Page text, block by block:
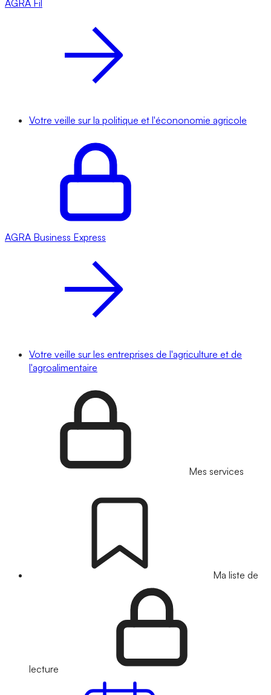
AGRA Fil
Votre veille sur la politique et l'écononomie agricole
AGRA Business Express
Votre veille sur les entreprises de l'agriculture et de
l'agroalimentaire
Mes services
Ma liste de
lecture